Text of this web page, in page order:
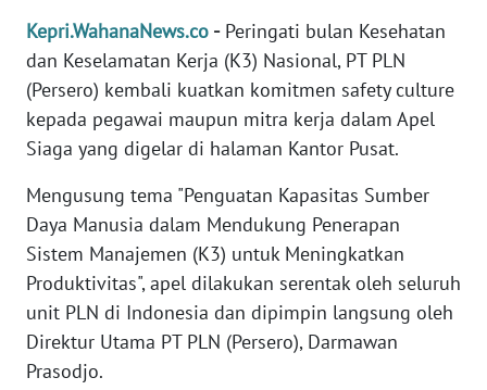
Kepri.WahanaNews.co -Peringati bulan Kesehatan
dan Keselamatan Kerja (K3) Nasional, PT PLN
(Persero) kembali kuatkan komitmen safety culture
kepada pegawai maupun mitra kerja dalam Apel
Siaga yang digelar di halaman Kantor Pusat.
Mengusung tema "Penguatan Kapasitas Sumber
Daya Manusia dalam Mendukung Penerapan
Sistem Manajemen (K3) untuk Meningkatkan
Produktivitas", apel dilakukan serentak oleh seluruh
unit PLN di Indonesia dan dipimpin langsung oleh
Direktur Utama PT PLN (Persero), Darmawan
Prasodjo.
KAMI
IKLAN
TENTANG
PEDOMAN
MEDIA
SIBER
REDAKSI